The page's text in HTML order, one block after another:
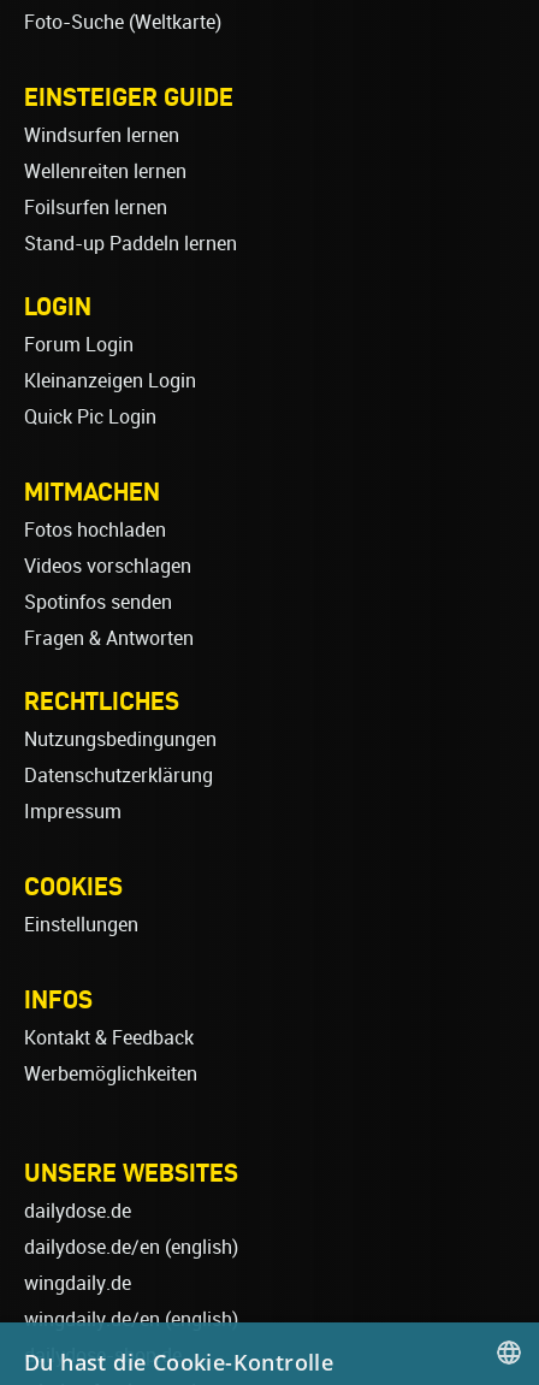
Foto-Suche (Weltkarte)
EINSTEIGER GUIDE
Windsurfen lernen
Wellenreiten lernen
Foilsurfen lernen
Stand-up Paddeln lernen
LOGIN
Forum Login
Kleinanzeigen Login
Quick Pic Login
MITMACHEN
Fotos hochladen
Videos vorschlagen
Spotinfos senden
Fragen & Antworten
RECHTLICHES
Nutzungsbedingungen
Datenschutzerklärung
Impressum
COOKIES
Einstellungen
INFOS
Kontakt & Feedback
Werbemöglichkeiten
UNSERE WEBSITES
dailydose.de
dailydose.de/en (english)
wingdaily.de
wingdaily.de/en(english)
dailydose-shop.de
Du hast die Cookie-Kontrolle